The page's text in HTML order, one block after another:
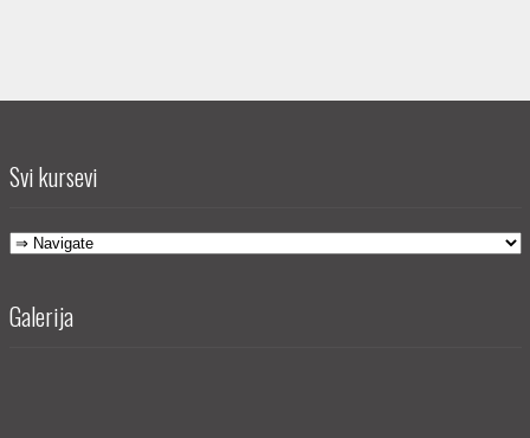
Svi kursevi
Galerija